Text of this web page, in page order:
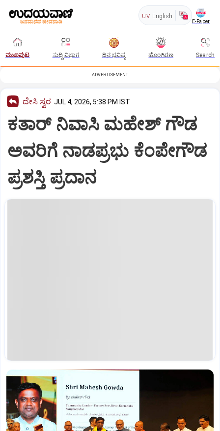
UV English
E-Paper
ಮುಖಪುಟ ಸುದ್ದಿ ವಿಭಾಗ ದಿನ ಭವಿಷ್ಯ ಹೊಂಗಿರಣ Search
ADVERTISEMENT
ದೇಸಿ ಸ್ವರ JUL 4, 2026, 5:38 PM IST
ಕತಾರ್‌ ನಿವಾಸಿ ಮಹೇಶ್‌ ಗೌಡ
ಅವರಿಗೆ ನಾಡಪ್ರಭು ಕೆಂಪೇಗೌಡ
ಪ್ರಶಸ್ತಿ ಪ್ರದಾನ